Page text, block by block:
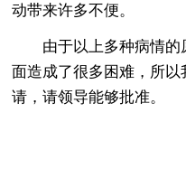
动带来许多不便。
由于以上多种病情的
面造成了很多困难，所
请，请领导能够批准。